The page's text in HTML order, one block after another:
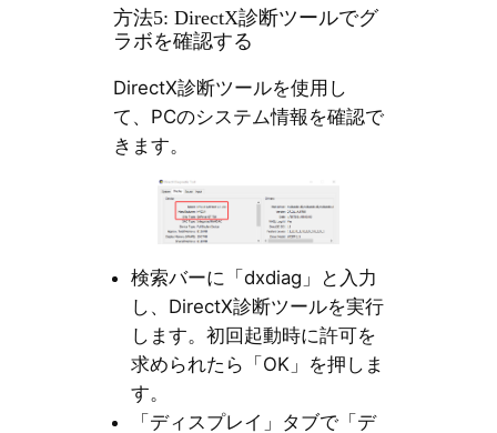
方法5: DirectX診断ツールでグ
ラボを確認する
DirectX診断ツールを使用し
て、PCのシステム情報を確認で
きます。
検索バーに「dxdiag」と入力
し、DirectX診断ツールを実行
します。初回起動時に許可を
求められたら「OK」を押しま
す。
「ディスプレイ」タブで「デ